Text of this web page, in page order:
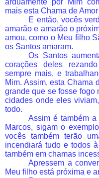
mais esta Chama de
E então, vocês
amarão e amarão o
amou, como o Meu filho
os Santos amaram.
Os Santos
corações deles
sempre mais, e
Mim. Assim, esta Chama
grande que se fosse fogo
cidades onde eles
todo.
Assim é também
Marcos, sigam o
vocês também terão
incendiará tudo e todos
também em chamas
Apressem a
Meu filho está próxima e